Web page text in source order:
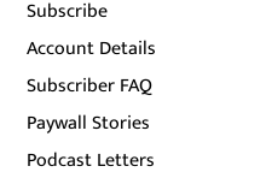
Subscribe
Account Details
Subscriber FAQ
Paywall Stories
Podcast Letters